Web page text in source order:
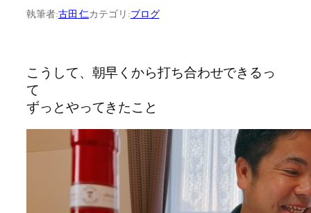
執筆者:古田 仁カテゴリ:ブログ
こうして、朝早くから打ち合わせできるっ
て
ずっとやってきたこと